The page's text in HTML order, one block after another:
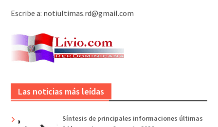
Escribe a: notiultimas.rd@gmail.com
Las noticias más leídas
Síntesis de principales informaciones últimas